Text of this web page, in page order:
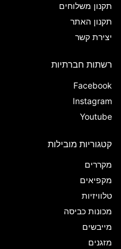
תקנון משלוחים
תקנון האתר
יצירת קשר
רשתות חברתיות
Facebook
Instagram
Youtube
קטגוריות מובילות
מקררים
מקפיאים
טלוויזיות
מכונות כביסה
מייבשים
מזגנים